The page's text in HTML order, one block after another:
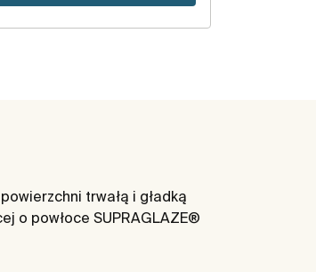
trwałą i gładką
o powłoce SUPRAGLAZE®